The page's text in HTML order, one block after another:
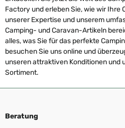
Factory und erleben Sie, wie wir Ihre
unserer Expertise und unserem
Camping- und Caravan-Artikeln
alles, was Sie für das perfekte
besuchen Sie uns online und
unseren attraktiven Konditionen und
Sortiment.
Beratung